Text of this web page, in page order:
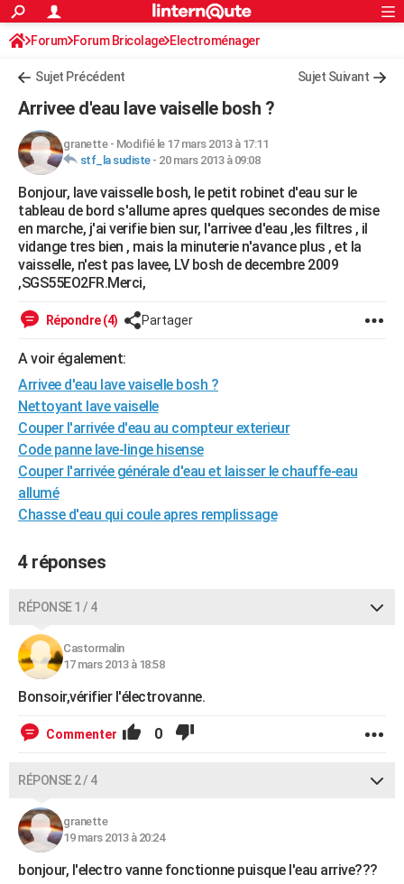
ACTUALITÉS
Politique
Société
Faits Divers
Education
Monde
Villes
+
FINANCE
Retraite
Impôts
Epargne
Immobilier
Risques naturels par ville
Banque
Assurance
Crédit
AUTO
Essais
Réserver un essai
Citadines
Berlines
SUV
Forum auto
+HIGH-TECH
Mobiles
Meilleur smartphone
Internet
Ordinateurs
Jeux vidéo
Guide high-tech
+BRICOLAGE
Forum
Aménagement intérieur
Extérieur
Cuisine
Salle de bains
Jardinage
Rangement
WEEK-END
Guides de France
Escapades
Patrimoine
Expositions
Musées
Week-end nature
LIFESTYLE
SANTE
Alimentation
Guide de la santé
Maladies
Médicaments
Sommeil
VOYAGE
Destinations
City break
Voyage nature
Voyage de noces
Forum
Climat
+PHOTO
GUIDES D'ACHAT
BONS PLANS
Carte de Noël
Carte Bonne année
Carte Saint-Valentin
Carte Pâques
Carte d'anniversaire
DICTIONNAIRE
Dictionnaire
Biographies
Citations
Expressions
Proverbes
PROGRAMME TV
COPAINS D'AVANT
S'inscrire
Se connecter
Lycées
Collèges
Primaires
Universités
Entreprises
Service militaire
Avis de recherche
AVIS DE DÉCÈS
S'inscrire
Connexion
Forum Forum Bricolage Electroménager
Sujet Précédent Sujet Suivant
Arrivee d'eau lave vaiselle bosh ?
granette- Modifié le 17 mars 2013 à 17:11
stf_la sudiste- 20 mars 2013 à 09:08
Bonjour, lave vaisselle bosh, le petit robinet d'eau sur le
tableau de bord s'allume apres quelques secondes de mise
en marche, j'ai verifie bien sur, l'arrivee d'eau ,les filtres , il
vidange tres bien , mais la minuterie n'avance plus , et la
vaisselle, n'est pas lavee, LV bosh de decembre 2009
,SGS55EO2FR.Merci,
Répondre (4) Partager
A voir également:
Arrivee d'eau lave vaiselle bosh ?
Nettoyant lave vaiselle
Couper l'arrivée d'eau au compteur exterieur
Code panne lave-linge hisense
Couper l'arrivée générale d'eau et laisser le chauffe-eau
allumé
Chasse d'eau qui coule apres remplissage
4 réponses
RÉPONSE 1 / 4
Castormalin
17 mars 2013 à 18:58
Bonsoir,vérifier l'électrovanne.
Commenter 0
RÉPONSE 2 / 4
granette
19 mars 2013 à 20:24
bonjour, l'electro vanne fonctionne puisque l'eau arrive???